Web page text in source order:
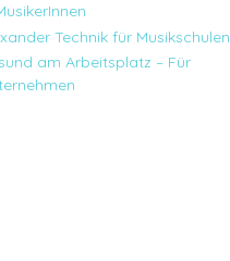
Technik für Musikschulen
am Arbeitsplatz – Für